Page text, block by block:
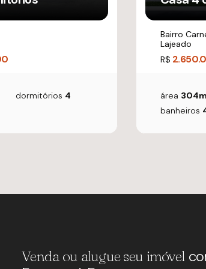
dormitórios 4
Bairro
Lajeado
R$
área
banheiros
Venda ou alugue seu imóvel